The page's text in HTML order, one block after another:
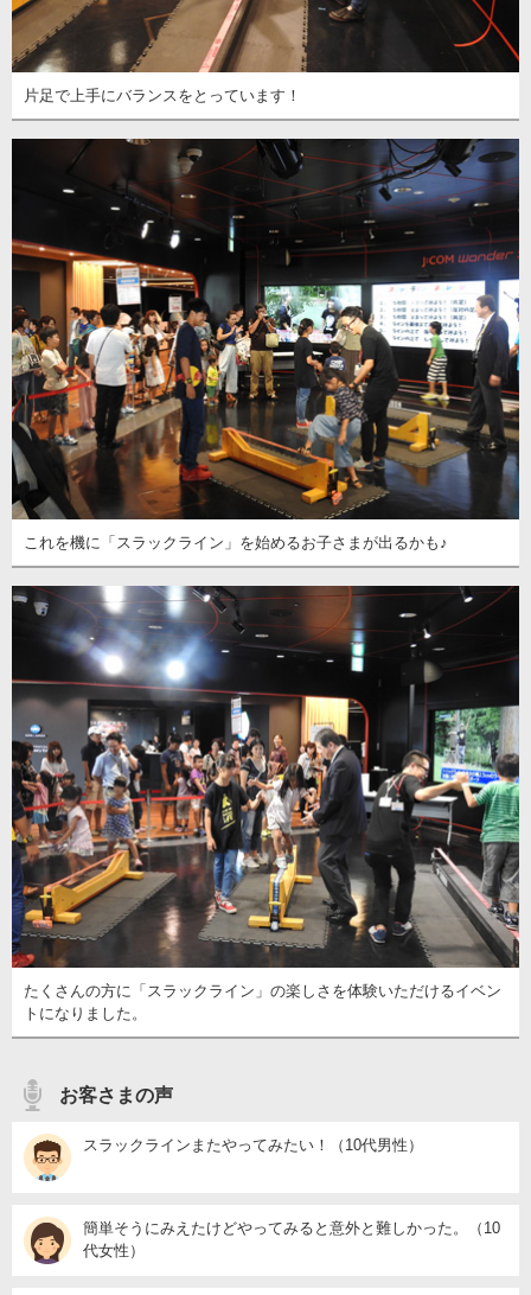
片足で上手にバランスをとっています！
これを機に「スラックライン」を始めるお子さまが出るかも♪
たくさんの方に「スラックライン」の楽しさを体験いただけるイベン
トになりました。
お客さまの声
スラックラインまたやってみたい！（10代男性）
簡単そうにみえたけどやってみると意外と難しかった。（10
代女性）